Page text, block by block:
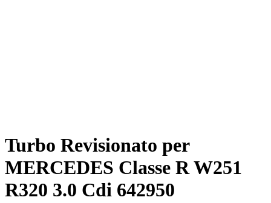
Turbo Revisionato per
MERCEDES Classe R W251
R320 3.0 Cdi 642950